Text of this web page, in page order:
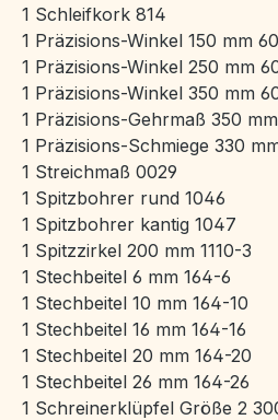
1 Schleifkork 814
1 Präzisions-Winkel 150 mm
1 Präzisions-Winkel 250 mm
1 Präzisions-Winkel 350 mm
1 Präzisions-Gehrmaß 350
1 Präzisions-Schmiege 330
1 Streichmaß 0029
1 Spitzbohrer rund 1046
1 Spitzbohrer kantig 1047
1 Spitzzirkel 200 mm 1110-3
1 Stechbeitel 6 mm 164-6
1 Stechbeitel 10 mm 164-10
1 Stechbeitel 16 mm 164-16
1 Stechbeitel 20 mm 164-20
1 Stechbeitel 26 mm 164-26
1 Schreinerklüpfel Größe 2